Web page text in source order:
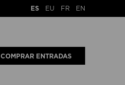
ES EU FR EN
COMPRAR ENTRADAS